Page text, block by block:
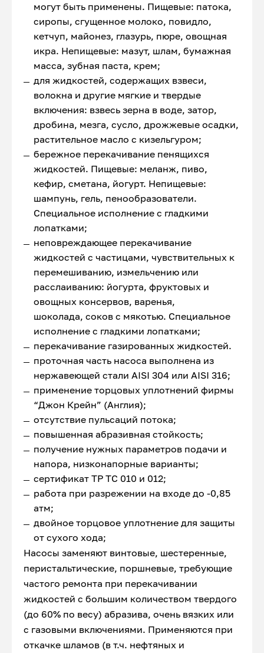
могут быть применены. Пищевые: патока,
сиропы, сгущенное молоко, повидло,
кетчуп, майонез, глазурь, пюре, овощная
икра. Непищевые: мазут, шлам, бумажная
масса, зубная паста, крем;
для жидкостей, содержащих взвеси,
волокна и другие мягкие и твердые
включения: взвесь зерна в воде, затор,
дробина, мезга, сусло, дрожжевые осадки,
растительное масло с кизельгуром;
бережное перекачивание пенящихся
жидкостей. Пищевые: меланж, пиво,
кефир, сметана, йогурт. Непищевые:
шампунь, гель, пенообразователи.
Специальное исполнение с гладкими
лопатками;
неповреждающее перекачивание
жидкостей с частицами, чувствительных к
перемешиванию, измельчению или
расслаиванию: йогурта, фруктовых и
овощных консервов, варенья,
шоколада, соков с мякотью. Специальное
исполнение с гладкими лопатками;
перекачивание газированных жидкостей.
проточная часть насоса выполнена из
нержавеющей стали AISI 304 или AISI 316;
применение торцовых уплотнений фирмы
“Джон Крейн” (Англия);
отсутствие пульсаций потока;
повышенная абразивная стойкость;
получение нужных параметров подачи и
напора, низконапорные варианты;
сертификат ТР ТС 010 и 012;
работа при разрежении на входе до -0,85
атм;
двойное торцовое уплотнение для защиты
от сухого хода;
Насосы заменяют винтовые, шестеренные,
перистальтические, поршневые, требующие
частого ремонта при перекачивании
жидкостей с большим количеством твердого
(до 60% по весу) абразива, очень вязких или
с газовыми включениями. Применяются при
откачке шламов (в т.ч. нефтяных и